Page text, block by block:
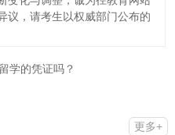
议，请考生以权威部门公布的
学的凭证吗？
更多+